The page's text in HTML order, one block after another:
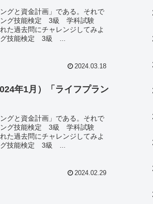
グと資金計画」である。それで
ング技能検定 3級 学科試験
た過去問にチャレンジしてみよ
グ技能検定 3級 ...
2024.03.18
年1月）「ライフプラン
グと資金計画」である。それで
ング技能検定 3級 学科試験
た過去問にチャレンジしてみよ
グ技能検定 3級 ...
2024.02.29